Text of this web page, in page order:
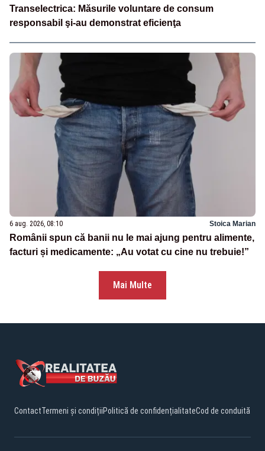
Transelectrica: Măsurile voluntare de consum
responsabil şi-au demonstrat eficienţa
6 aug. 2026, 08:10 Stoica Marian
Românii spun că banii nu le mai ajung pentru alimente,
facturi și medicamente: „Au votat cu cine nu trebuie!”
Mai Multe
ContactTermeni și condițiiPolitică de confidențialitateCod de conduită